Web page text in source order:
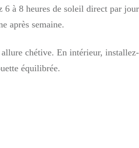
6 à 8 heures de soleil direct par jour
après semaine.
chétive. En intérieur,
équilibrée.